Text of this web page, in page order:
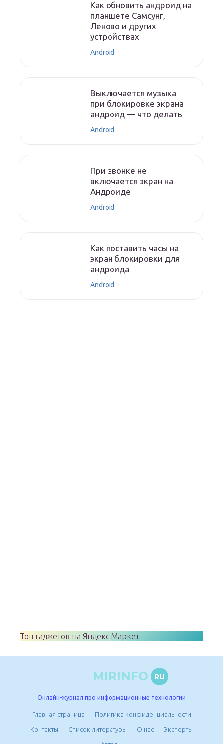
Как обновить андроид на
планшете Самсунг,
Леново и других
устройствах
Android
Выключается музыка
при блокировке экрана
андроид — что делать
Android
При звонке не
включается экран на
Андроиде
Android
Как поставить часы на
экран блокировки для
андроида
Android
Топ гаджетов на Яндекс Маркет
MIRINFO RU
Онлайн-журнал про информационные технологии
Главная страница Политика конфиденциальности
Контакты Список литературы О нас Эксперты